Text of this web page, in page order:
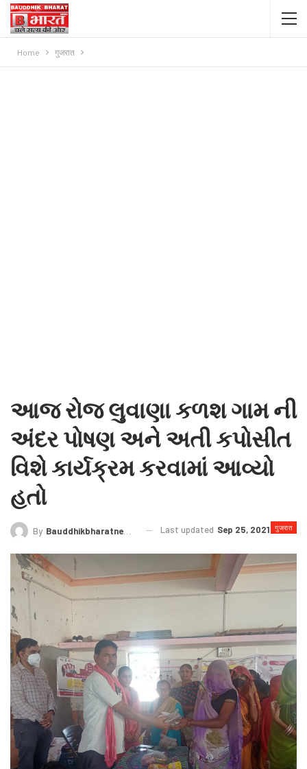
Home गुजरात
આજ રોજ લુવાણા કળશ ગામ ની
અંદર પોષણ અને અતી કપોસીત
વિશે કાર્યક્રમ કરવામાં આવ્યો
હતો
गुजरात
By Bauddhikbharatnews@gmail.com Last updated Sep 25, 2021